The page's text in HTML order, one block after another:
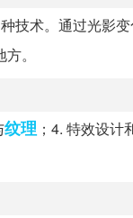
技术。通过光影
。
纹理 ；4. 特效设计